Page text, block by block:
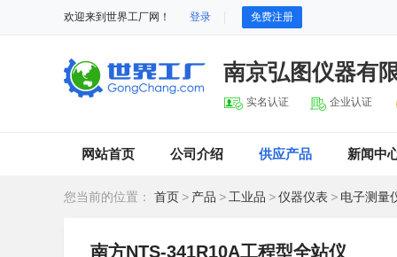
欢迎来到世界工厂网！ 登录 免费注册
南京弘图仪器有
实名认证 企业认证
网站首页 公司介绍 供应产品 新闻中
您当前的位置： 首页 > 产品 > 工业品 >仪器仪表 > 电子测量
南方NTS-341R10A工程型全站仪